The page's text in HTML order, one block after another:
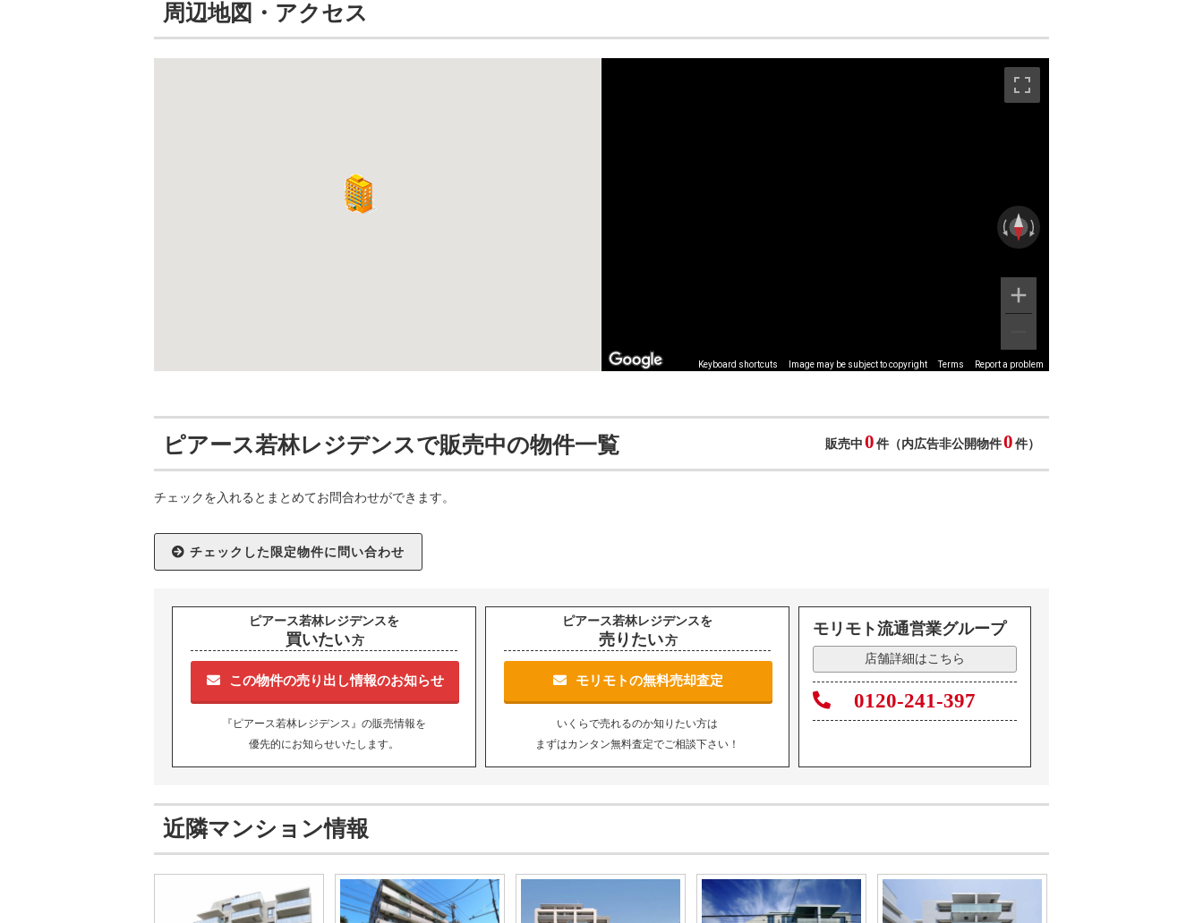
周辺地図・アクセス
Keyboard shortcuts Image may be subject to copyright Terms Report a problem
ピアース若林レジデンスで販売中の物件一覧 販売中 0 件（内広告非公開物件0 件）
チェックを入れるとまとめてお問合わせができます。
ピアース若林レジデンスを
買いたい方
この物件の売り出し情報のお知らせ
『ピアース若林レジデンス』の販売情報を
優先的にお知らせいたします。
ピアース若林レジデンスを
売りたい方
モリモトの無料売却査定
いくらで売れるのか知りたい方は
まずはカンタン無料査定でご相談下さい！
モリモト流通営業グループ
店舗詳細はこちら
0120-241-397
近隣マンション情報